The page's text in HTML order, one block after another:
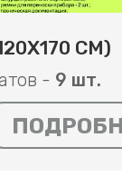
СМ)
- 9 шт.